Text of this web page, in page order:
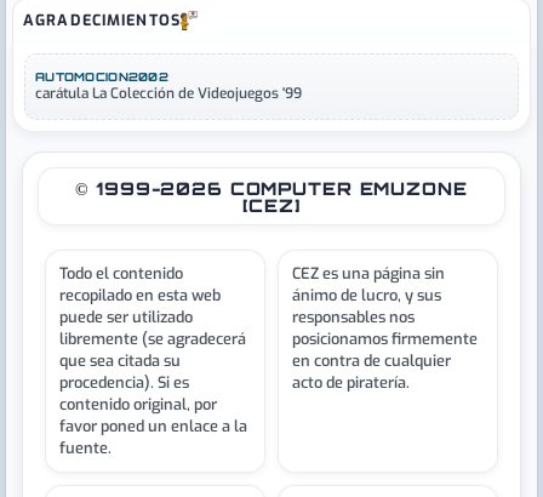
AGRADECIMIENTOS
AUTOMOCION2002
carátula La Colección de Videojuegos '99
© 1999-2026 COMPUTER EMUZONE
[CEZ]
Todo el contenido
recopilado en esta web
puede ser utilizado
libremente (se agradecerá
que sea citada su
procedencia). Si es
contenido original, por
favor poned un enlace a la
fuente.
CEZ es una página sin
ánimo de lucro, y sus
responsables nos
posicionamos firmemente
en contra de cualquier
acto de piratería.